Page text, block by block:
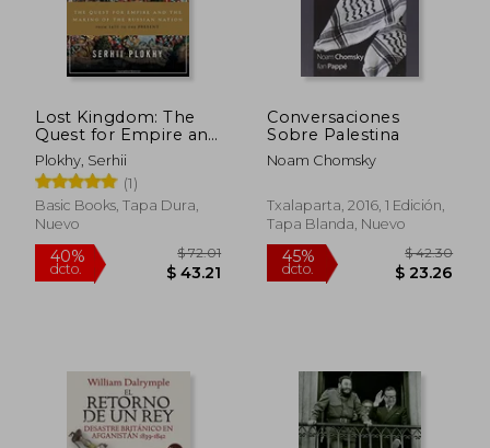
$ 33.00 $
Lost Kingdom: The
Quest for Empire and
the Making of the
Russian Nation (en
Inglés)
Plokhy, Serhii
(1)
Basic Books, Tapa Dura,
Nuevo
Conversaciones
Sobre Palestina
Noam Chomsky
Txalaparta, 2016, 1 Edición,
Tapa Blanda, Nuevo